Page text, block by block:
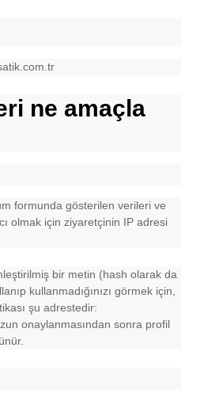
ne amaçla
formunda gösterilen verileri ve
olmak için ziyaretçinin IP adresi
bir metin (hash olarak da
kullanmadığınızı görmek için,
şu adrestedir:
onaylanmasından sonra profil